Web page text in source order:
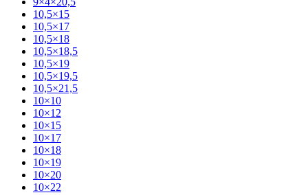
10,5×15
10,5×17
10,5×18
10,5×18,5
10,5×19
10,5×19,5
10,5×21,5
10×10
10×12
10×15
10×17
10×18
10×19
10×20
10×22